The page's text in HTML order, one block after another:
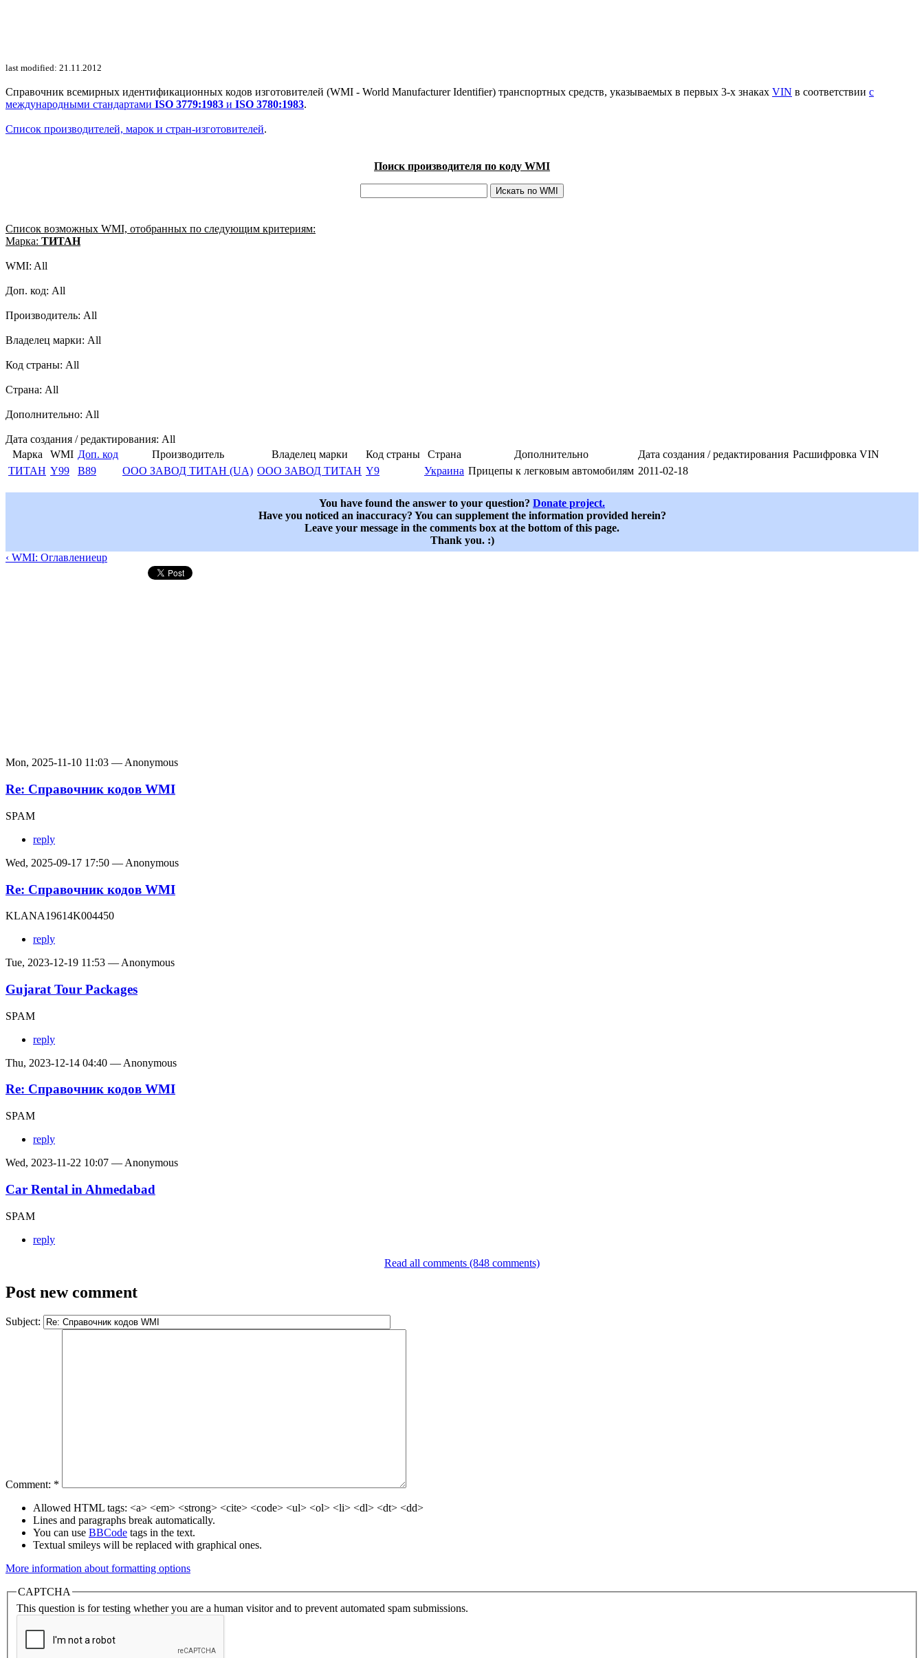
last modified: 21.11.2012
Справочник всемирных идентификационных кодов изготовителей (WMI - World Manufacturer Identifier) транспортных средств, указываемых в первых 3-х знаках VIN в соответствии с
международными стандартами ISO 3779:1983 и ISO 3780:1983.
Список производителей, марок и стран-изготовителей.
Поиск производителя по коду WMI
Список возможных WMI, отобранных по следующим критериям:
Марка: ТИТАН
WMI: All
Доп. код: All
Производитель: All
Владелец марки: All
Код страны: All
Страна: All
Дополнительно: All
Дата создания / редактирования: All
Марка
WMI Доп. код Производитель Владелец марки Код страны Страна Дополнительно Дата создания / редактирования Расшифровка VIN
ТИТАН Y99 B89 ООО ЗАВОД ТИТАН (UA) ООО ЗАВОД ТИТАН Y9 Украина Прицепы к легковым автомобилям 2011-02-18
You have found the answer to your question? Donate project.
Have you noticed an inaccuracy? You can supplement the information provided herein?
Leave your message in the comments box at the bottom of this page.
Thank you. :)
‹ WMI: Оглавлениеup
Mon, 2025-11-10 11:03 — Anonymous
Re: Справочник кодов WMI
SPAM
reply
Wed, 2025-09-17 17:50 — Anonymous
Re: Справочник кодов WMI
KLANA19614K004450
reply
Tue, 2023-12-19 11:53 — Anonymous
Gujarat Tour Packages
SPAM
reply
Thu, 2023-12-14 04:40 — Anonymous
Re: Справочник кодов WMI
SPAM
reply
Wed, 2023-11-22 10:07 — Anonymous
Car Rental in Ahmedabad
SPAM
reply
Read all comments (848 comments)
Post new comment
Subject:
Comment: *
Allowed HTML tags: <a> <em> <strong> <cite> <code> <ul> <ol> <li> <dl> <dt> <dd>
Lines and paragraphs break automatically.
You can use BBCode tags in the text.
Textual smileys will be replaced with graphical ones.
More information about formatting options
CAPTCHA
This question is for testing whether you are a human visitor and to prevent automated spam submissions.